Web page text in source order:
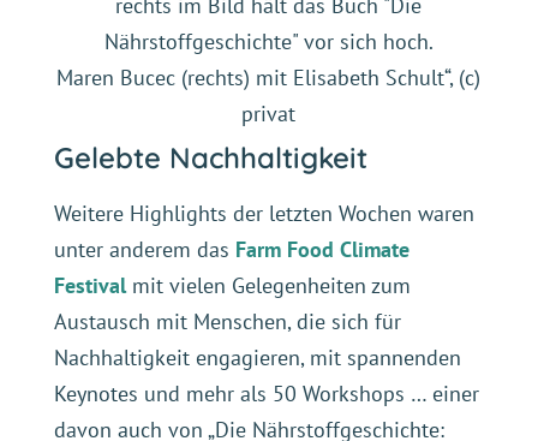
Maren Bucec (rechts) mit Elisabeth Schult“, (c)
privat
Gelebte Nachhaltigkeit
Weitere Highlights der letzten Wochen waren
unter anderem das Farm Food Climate
Festivalmit vielen Gelegenheiten zum
Austausch mit Menschen, die sich für
Nachhaltigkeit engagieren, mit spannenden
Keynotes und mehr als 50 Workshops … einer
davon auch von „Die Nährstoffgeschichte: